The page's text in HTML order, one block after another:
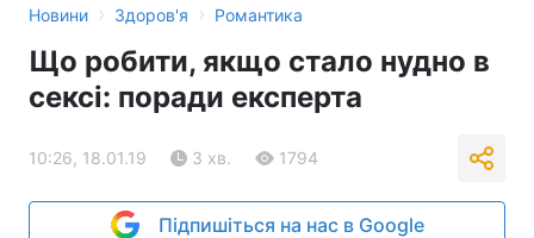
Новини › Здоров'я › Романтика
Що робити, якщо стало нудно в
сексі: поради експерта
10:26, 18.01.19 3 хв. 1794
Підпишіться на нас в Google